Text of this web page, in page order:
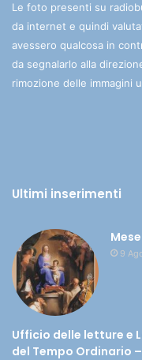
Le foto presenti su
da internet e quindi
avessero qualcosa in
da segnalarlo alla
rimozione delle immagini
Ultimi inserimenti
9
Ufficio delle letture e
del Tempo Ordinario